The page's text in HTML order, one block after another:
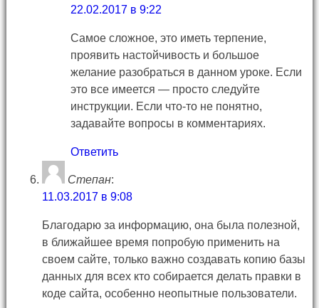
22.02.2017 в 9:22
Самое сложное, это иметь терпение,
проявить настойчивость и большое
желание разобраться в данном уроке. Если
это все имеется — просто следуйте
инструкции. Если что-то не понятно,
задавайте вопросы в комментариях.
Ответить
Степан:
11.03.2017 в 9:08
Благодарю за информацию, она была полезной,
в ближайшее время попробую применить на
своем сайте, только важно создавать копию базы
данных для всех кто собирается делать правки в
коде сайта, особенно неопытные пользователи.